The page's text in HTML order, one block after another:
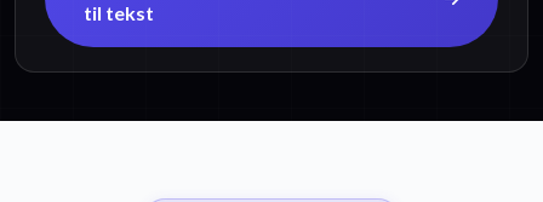
til tekst